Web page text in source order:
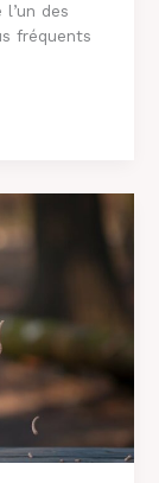
des
fréquents